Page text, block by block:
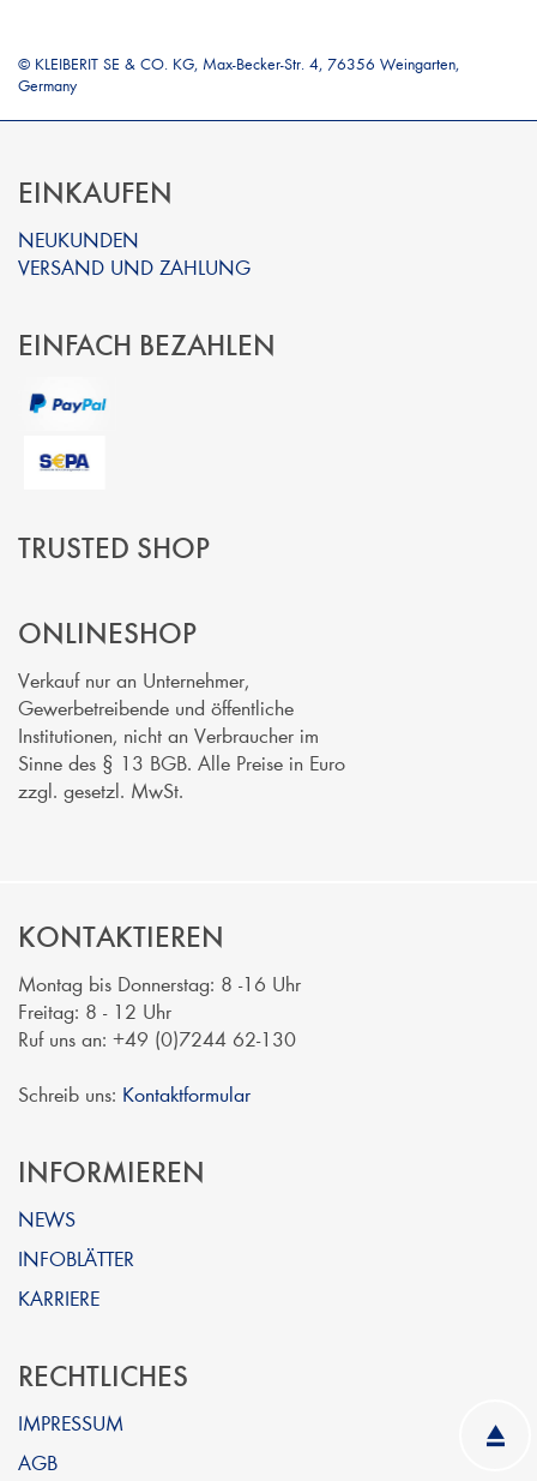
© KLEIBERIT SE & CO. KG, Max-Becker-Str. 4, 76356 Weingarten,
Germany
EINKAUFEN
NEUKUNDEN
VERSAND UND ZAHLUNG
EINFACH BEZAHLEN
TRUSTED SHOP
ONLINESHOP
Verkauf nur an Unternehmer,
Gewerbetreibende und öffentliche
Institutionen, nicht an Verbraucher im
Sinne des § 13 BGB. Alle Preise in Euro
zzgl. gesetzl. MwSt.
KONTAKTIEREN
Montag bis Donnerstag: 8 -16 Uhr
Freitag: 8 - 12 Uhr
Ruf uns an: +49 (0)7244 62-130
Schreib uns: Kontaktformular
INFORMIEREN
NEWS
INFOBLÄTTER
KARRIERE
RECHTLICHES
IMPRESSUM
AGB